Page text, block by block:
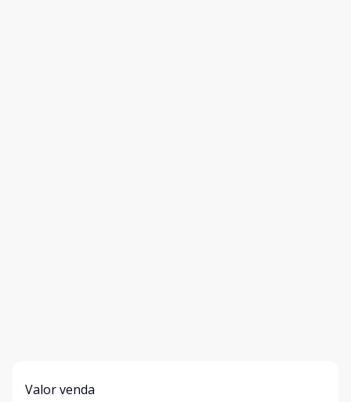
Valor venda